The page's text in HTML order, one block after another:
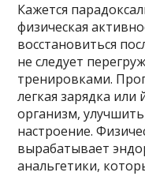
Кажется
физическая
восстановиться
не следует
тренировками.
легкая зарядка
организм,
настроение.
вырабатывает
анальгетики,